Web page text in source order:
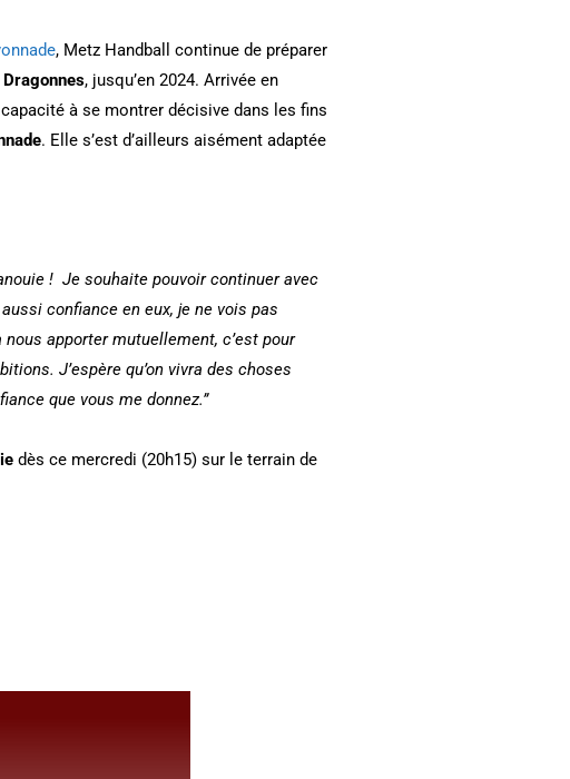
, Metz Handball continue de préparer
Dragonnes, jusqu’en 2024. Arrivée en
à se montrer décisive dans les fins
. Elle s’est d’ailleurs aisément adaptée
! Je souhaite pouvoir continuer avec
confiance en eux, je ne vois pas
apporter mutuellement, c’est pour
J’espère qu’on vivra des choses
que vous me donnez.”
dès ce mercredi (20h15) sur le terrain de